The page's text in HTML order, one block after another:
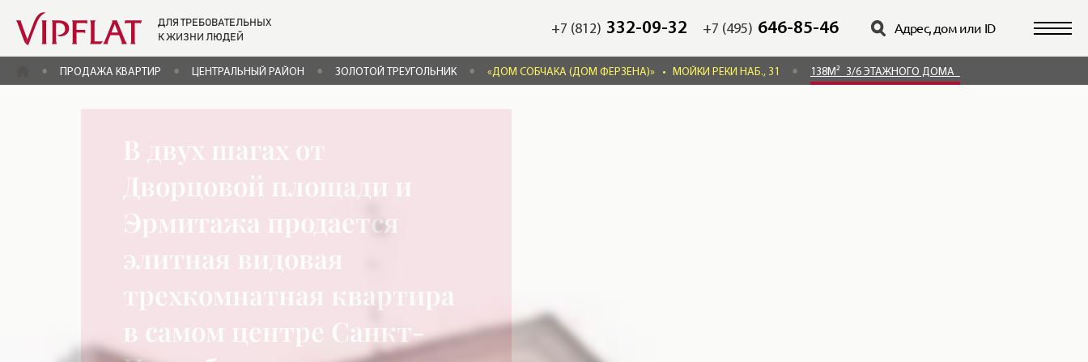
ДЛЯ ТРЕБОВАТЕЛЬНЫХ
К ЖИЗНИ ЛЮДЕЙ
+7 (812) 332-09-32 +7 (495) 646-85-46
ГЛАВНАЯПРОДАЖА КВАРТИР ЦЕНТРАЛЬНЫЙ РАЙОН ЗОЛОТОЙ ТРЕУГОЛЬНИК «ДОМ СОБЧАКА (ДОМ ФЕРЗЕНА)» • МОЙКИ РЕКИ НАБ., 31 138М² 3/6 ЭТАЖНОГО ДОМА
В двух шагах от
Дворцовой площади и
Эрмитажа продается
элитная видовая
трехкомнатная квартира
в самом центре Санкт-